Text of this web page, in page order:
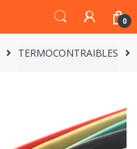
0
TERMOCONTRAIBLES